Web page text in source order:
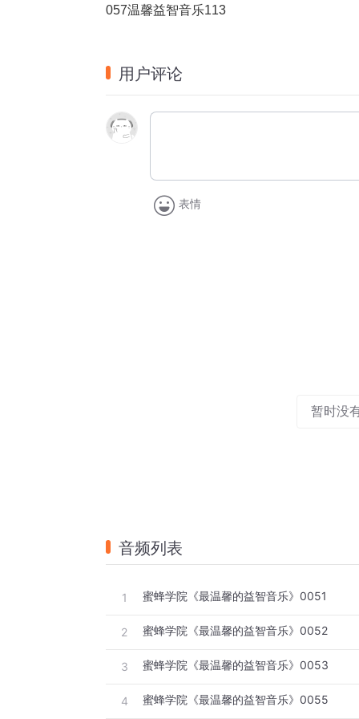
057温馨益智音乐113
用户评论
表情
暂时没
音频列表
1 蜜蜂学院《最温馨的益智音乐》0051
2 蜜蜂学院《最温馨的益智音乐》0052
3 蜜蜂学院《最温馨的益智音乐》0053
4 蜜蜂学院《最温馨的益智音乐》0055